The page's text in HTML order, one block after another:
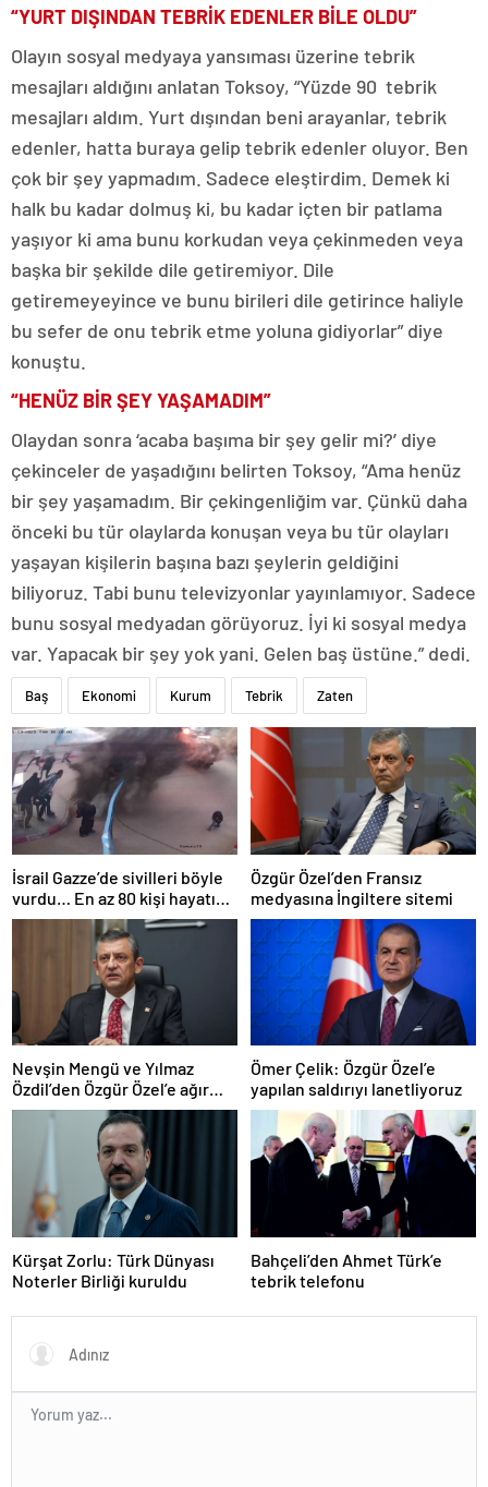
“YURT DIŞINDAN TEBRİK EDENLER BİLE OLDU”
Olayın sosyal medyaya yansıması üzerine tebrik
mesajları aldığını anlatan Toksoy, “Yüzde 90 tebrik
mesajları aldım. Yurt dışından beni arayanlar, tebrik
edenler, hatta buraya gelip tebrik edenler oluyor. Ben
çok bir şey yapmadım. Sadece eleştirdim. Demek ki
halk bu kadar dolmuş ki, bu kadar içten bir patlama
yaşıyor ki ama bunu korkudan veya çekinmeden veya
başka bir şekilde dile getiremiyor. Dile
getiremeyeyince ve bunu birileri dile getirince haliyle
bu sefer de onu tebrik etme yoluna gidiyorlar” diye
konuştu.
“HENÜZ BİR ŞEY YAŞAMADIM”
Olaydan sonra ‘acaba başıma bir şey gelir mi?’ diye
çekinceler de yaşadığını belirten Toksoy, “Ama henüz
bir şey yaşamadım. Bir çekingenliğim var. Çünkü daha
önceki bu tür olaylarda konuşan veya bu tür olayları
yaşayan kişilerin başına bazı şeylerin geldiğini
biliyoruz. Tabi bunu televizyonlar yayınlamıyor. Sadece
bunu sosyal medyadan görüyoruz. İyi ki sosyal medya
var. Yapacak bir şey yok yani. Gelen baş üstüne.” dedi.
Baş Ekonomi Kurum Tebrik Zaten
İsrail Gazze’de sivilleri böyle
vurdu… En az 80 kişi hayatını
kaybetti
Özgür Özel’den Fransız
medyasına İngiltere sitemi
Nevşin Mengü ve Yılmaz
Özdil’den Özgür Özel’e ağır
eleştiriler
Ömer Çelik: Özgür Özel’e
yapılan saldırıyı lanetliyoruz
Kürşat Zorlu: Türk Dünyası
Noterler Birliği kuruldu
Bahçeli’den Ahmet Türk’e
tebrik telefonu